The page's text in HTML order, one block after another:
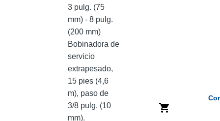
3 pulg. (75
mm) - 8 pulg.
(200 mm)
Bobinadora de
servicio
extrapesado,
15 pies (4,6
m), paso de
3/8 pulg. (10
mm).